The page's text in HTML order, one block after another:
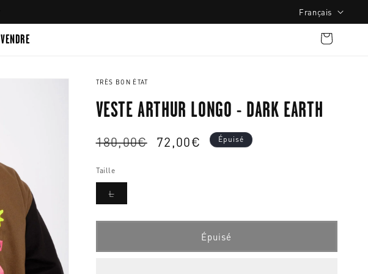
a
e
Français
VENDRE Panier
TRÈS BON ÉTAT
VESTE ARTHUR LONGO - DARK EARTH
Prix
180,00€
Prix
72,00€ Épuisé
Taille
LVariante
indisponible
Épuisé